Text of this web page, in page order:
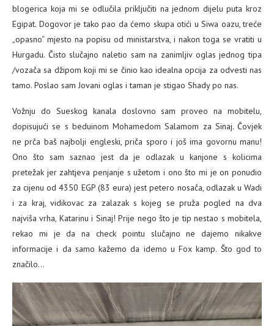
blogerica koja mi se odlučila priključiti na jednom dijelu puta kroz
Egipat. Dogovor je tako pao da ćemo skupa otići u Siwa oazu, treće
„opasno“ mjesto na popisu od ministarstva, i nakon toga se vratiti u
Hurgadu. Čisto slučajno naletio sam na zanimljiv oglas jednog tipa
/vozača sa džipom koji mi se činio kao idealna opcija za odvesti nas
tamo. Poslao sam Jovani oglas i taman je stigao Shady po nas.
Vožnju do Sueskog kanala doslovno sam proveo na mobitelu,
dopisujući se s beduinom Mohamedom Salamom za Sinaj. Čovjek
ne prča baš najbolji engleski, priča sporo i još ima govornu manu!
Ono što sam saznao jest da je odlazak u kanjone s kolicima
pretežak jer zahtjeva penjanje s užetom i ono što mi je on ponudio
za cijenu od 4350 EGP (83 eura) jest petero nosača, odlazak u Wadi
i za kraj, vidikovac za zalazak s kojeg se pruža pogled na dva
najviša vrha, Katarinu i Sinaj! Prije nego što je tip nestao s mobitela,
rekao mi je da na check pointu slučajno ne dajemo nikakve
informacije i da samo kažemo da idemo u Fox kamp. Što god to
značilo…